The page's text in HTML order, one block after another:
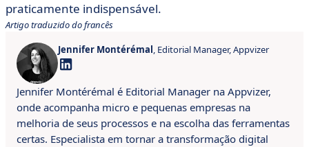
praticamente indispensável.
Artigo traduzido do francês
Jennifer Montérémal, Editorial Manager, Appvizer
Jennifer Montérémal é Editorial Manager na Appvizer,
onde acompanha micro e pequenas empresas na
melhoria de seus processos e na escolha das ferramentas
certas. Especialista em tornar a transformação digital